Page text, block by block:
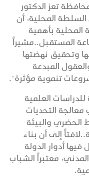
تعز الدكتور
المحلية، أن
المحلية بأهمية
المستقبل..مشيراً
وتحقيق نهضتها
المبدعة
تنموية مؤثرة".
العلمية
معالجة التحديات
الحضري والبيئة
إلى أن بناء
أدوار الدولة
معتبراً الشباب